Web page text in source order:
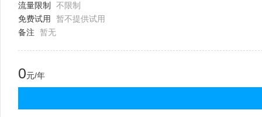
流量限制
不限制
免费试用
暂不提供试用
备注
暂无
0元/年